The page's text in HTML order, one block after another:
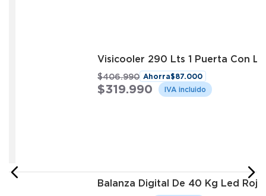
Visicooler 290 Lts 1 Puerta Con
$406.990 Ahorra$87.000
$319.990
Balanza Digital De 40 Kg Led